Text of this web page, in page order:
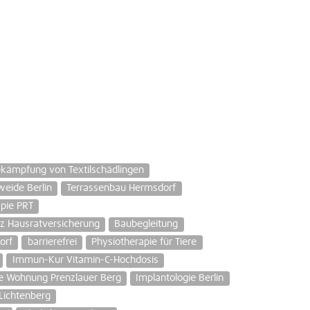
von Textilschädlingen
Berlin
Terrassenbau Hermsdorf
PRT
Hausratversicherung
Baubegleitung
barrierefrei
Physiotherapie für Tiere
Immun-Kur Vitamin-C-Hochdosis
Wohnung Prenzlauer Berg
Implantologie Berlin